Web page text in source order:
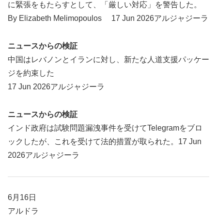
に緊張をもたらすとして、「厳しい対応」を警告した。
By Elizabeth Melimopoulos 17 Jun 2026アルジャジーラ
ニュースからの検証
中国はレバノンとイランに対し、新たな人道支援パッケー
ジを約束した
17 Jun 2026アルジャジーラ
ニュースからの検証
インド政府は試験問題漏洩事件を受けてTelegramをブロ
ックしたが、これを受けて法的措置が取られた。17 Jun
2026アルジャジーラ
6月16日
アルドラ